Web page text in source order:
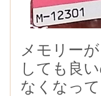
メモリー
しても良
なくなっ